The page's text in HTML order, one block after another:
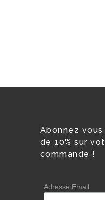
Abonnez
de 10% sur
commande !
Adresse Email